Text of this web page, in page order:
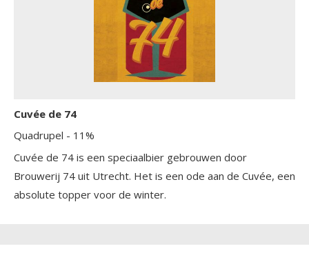
Cuvée de 74
Quadrupel - 11%
Cuvée de 74 is een speciaalbier gebrouwen door
Brouwerij 74 uit Utrecht. Het is een ode aan de Cuvée, een
absolute topper voor de winter.